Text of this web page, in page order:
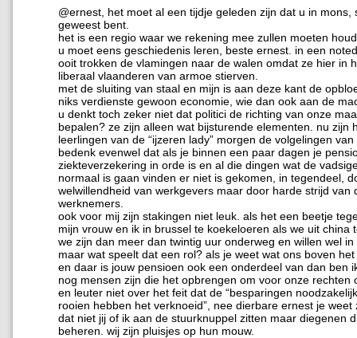
@ernest, het moet al een tijdje geleden zijn dat u in mons,
geweest bent.
het is een regio waar we rekening mee zullen moeten
u moet eens geschiedenis leren, beste ernest. in een
ooit trokken de vlamingen naar de walen omdat ze hier in
liberaal vlaanderen van armoe stierven.
met de sluiting van staal en mijn is aan deze kant de
niks verdienste gewoon economie, wie dan ook aan de
u denkt toch zeker niet dat politici de richting van onze
bepalen? ze zijn alleen wat bijsturende elementen. nu zijn
leerlingen van de “ijzeren lady” morgen de volgelingen
bedenk evenwel dat als je binnen een paar dagen je
ziekteverzekering in orde is en al die dingen wat de
normaal is gaan vinden er niet is gekomen, in tegendeel,
welwillendheid van werkgevers maar door harde strijd van
werknemers.
ook voor mij zijn stakingen niet leuk. als het een beetje
mijn vrouw en ik in brussel te koekeloeren als we uit china
we zijn dan meer dan twintig uur onderweg en willen wel
maar wat speelt dat een rol? als je weet wat ons boven
en daar is jouw pensioen ook een onderdeel van dan ben
nog mensen zijn die het opbrengen om voor onze rechten
en leuter niet over het feit dat de “besparingen
rooien hebben het verknoeid”, nee dierbare ernest je weet
dat niet jij of ik aan de stuurknuppel zitten maar diegenen
beheren. wij zijn pluisjes op hun mouw.